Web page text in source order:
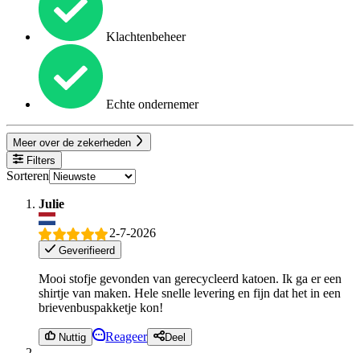
Klachtenbeheer
Echte ondernemer
Meer over de zekerheden
Filters
Sorteren
Julie
2-7-2026
Geverifieerd
Mooi stofje gevonden van gerecycleerd katoen. Ik ga er een
shirtje van maken. Hele snelle levering en fijn dat het in een
brievenbuspakketje kon!
Nuttig Reageer Deel